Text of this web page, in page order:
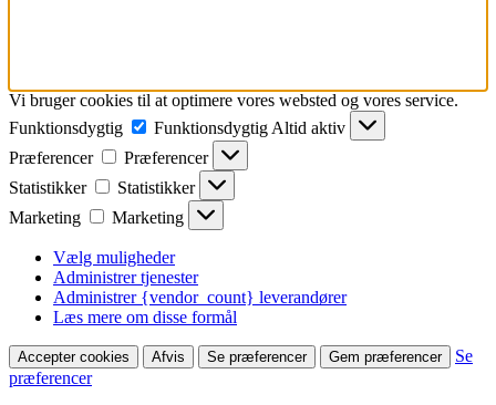
Vi bruger cookies til at optimere vores websted og vores service.
Funktionsdygtig
Funktionsdygtig Altid aktiv
Præferencer
Præferencer
Statistikker
Statistikker
Marketing
Marketing
Vælg muligheder
Administrer tjenester
Administrer {vendor_count} leverandører
Læs mere om disse formål
Accepter cookies Afvis Se præferencer Gem præferencer
Se
præferencer